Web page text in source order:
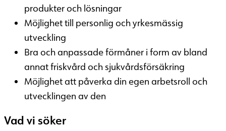
produkter och lösningar
Möjlighet till personlig och yrkesmässig
utveckling
Bra och anpassade förmåner i form av bland
annat friskvård och sjukvårdsförsäkring
Möjlighet att påverka din egen arbetsroll och
utvecklingen av den
Vad vi söker